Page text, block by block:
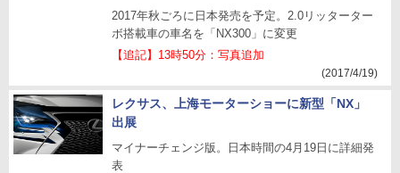
2017年秋ごろに日本発売を予定。2.0リッターター
ボ搭載車の車名を「NX300」に変更
【追記】13時50分：写真追加
(2017/4/19)
レクサス、上海モーターショーに新型「NX」
出展
マイナーチェンジ版。日本時間の4月19日に詳細発
表